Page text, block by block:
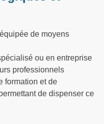
de moyens
ou en entreprise
professionnels
formation et de
de dispenser ce